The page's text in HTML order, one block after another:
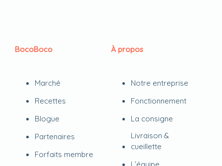
BocoBoco
Marché
Recettes
Blogue
Partenaires
Forfaits membre
À propos
Notre entreprise
Fonctionnement
La consigne
Livraison &
cueillette